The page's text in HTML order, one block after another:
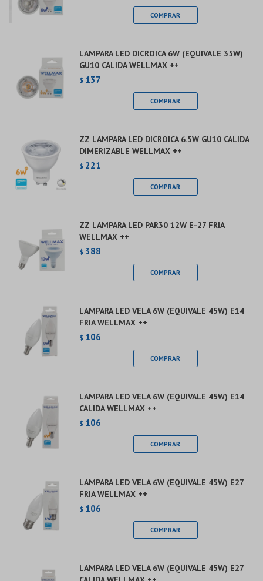
LAMPARA LED DICROICA 6W (EQUIVALE 35W)
GU10 CALIDA WELLMAX ++
$ 137
ZZ LAMPARA LED DICROICA 6.5W GU10 CALIDA
DIMERIZABLE WELLMAX ++
$ 221
ZZ LAMPARA LED PAR30 12W E-27 FRIA
WELLMAX ++
$ 388
LAMPARA LED VELA 6W (EQUIVALE 45W) E14
FRIA WELLMAX ++
$ 106
LAMPARA LED VELA 6W (EQUIVALE 45W) E14
CALIDA WELLMAX ++
$ 106
LAMPARA LED VELA 6W (EQUIVALE 45W) E27
FRIA WELLMAX ++
$ 106
LAMPARA LED VELA 6W (EQUIVALE 45W) E27